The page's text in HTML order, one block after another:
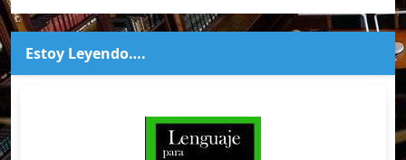
Estoy Leyendo….